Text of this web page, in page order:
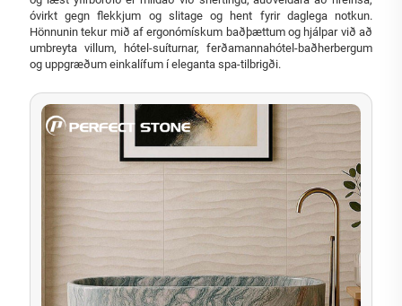
óvirkt gegn flekkjum og slitage og hent fyrir daglega notkun.
Hönnunin tekur mið af ergonómískum baðþættum og hjálpar við að
umbreyta villum, hótel-suíturnar, ferðamannahótel-baðherbergum
og uppgræðum einkalífum í eleganta spa-tilbrigði.